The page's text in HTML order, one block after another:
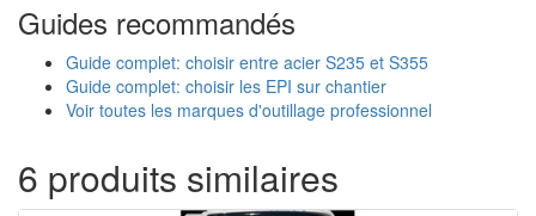
Guides recommandés
Guide complet: choisir entre acier S235 et S355
Guide complet: choisir les EPI sur chantier
Voir toutes les marques d'outillage professionnel
6 produits similaires